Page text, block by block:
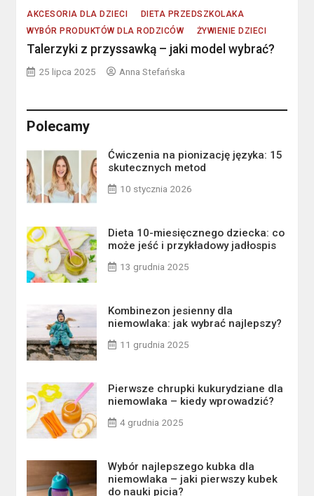
AKCESORIA DLA DZIECI
DIETA PRZEDSZKOLAKA
WYBÓR PRODUKTÓW DLA RODZICÓW
ŻYWIENIE DZIECI
Talerzyki z przyssawką – jaki model wybrać?
25 lipca 2025 Anna Stefańska
Polecamy
Ćwiczenia na pionizację języka: 15
skutecznych metod
10 stycznia 2026
Dieta 10-miesięcznego dziecka: co
może jeść i przykładowy jadłospis
13 grudnia 2025
Kombinezon jesienny dla
niemowlaka: jak wybrać najlepszy?
11 grudnia 2025
Pierwsze chrupki kukurydziane dla
niemowlaka – kiedy wprowadzić?
4 grudnia 2025
Wybór najlepszego kubka dla
niemowlaka – jaki pierwszy kubek
do nauki picia?